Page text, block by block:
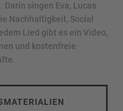
singen Eva, Lucas
Nachhaltigkeit, Social
Lied gibt es ein Video,
und kostenfreie